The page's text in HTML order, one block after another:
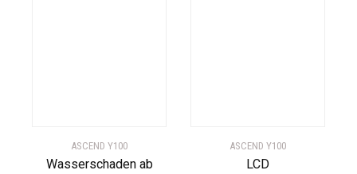
ASCEND Y100
Wasserschaden ab
ASCEND Y100
LCD